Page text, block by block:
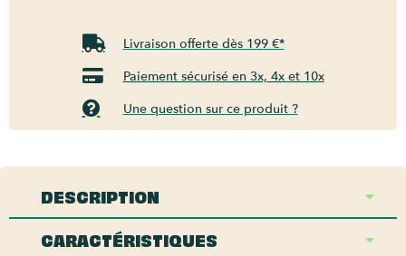
Livraison offerte dès 199 €*
Paiement sécurisé en 3x, 4x et 10x
Une question sur ce produit ?
DESCRIPTION
CARACTÉRISTIQUES